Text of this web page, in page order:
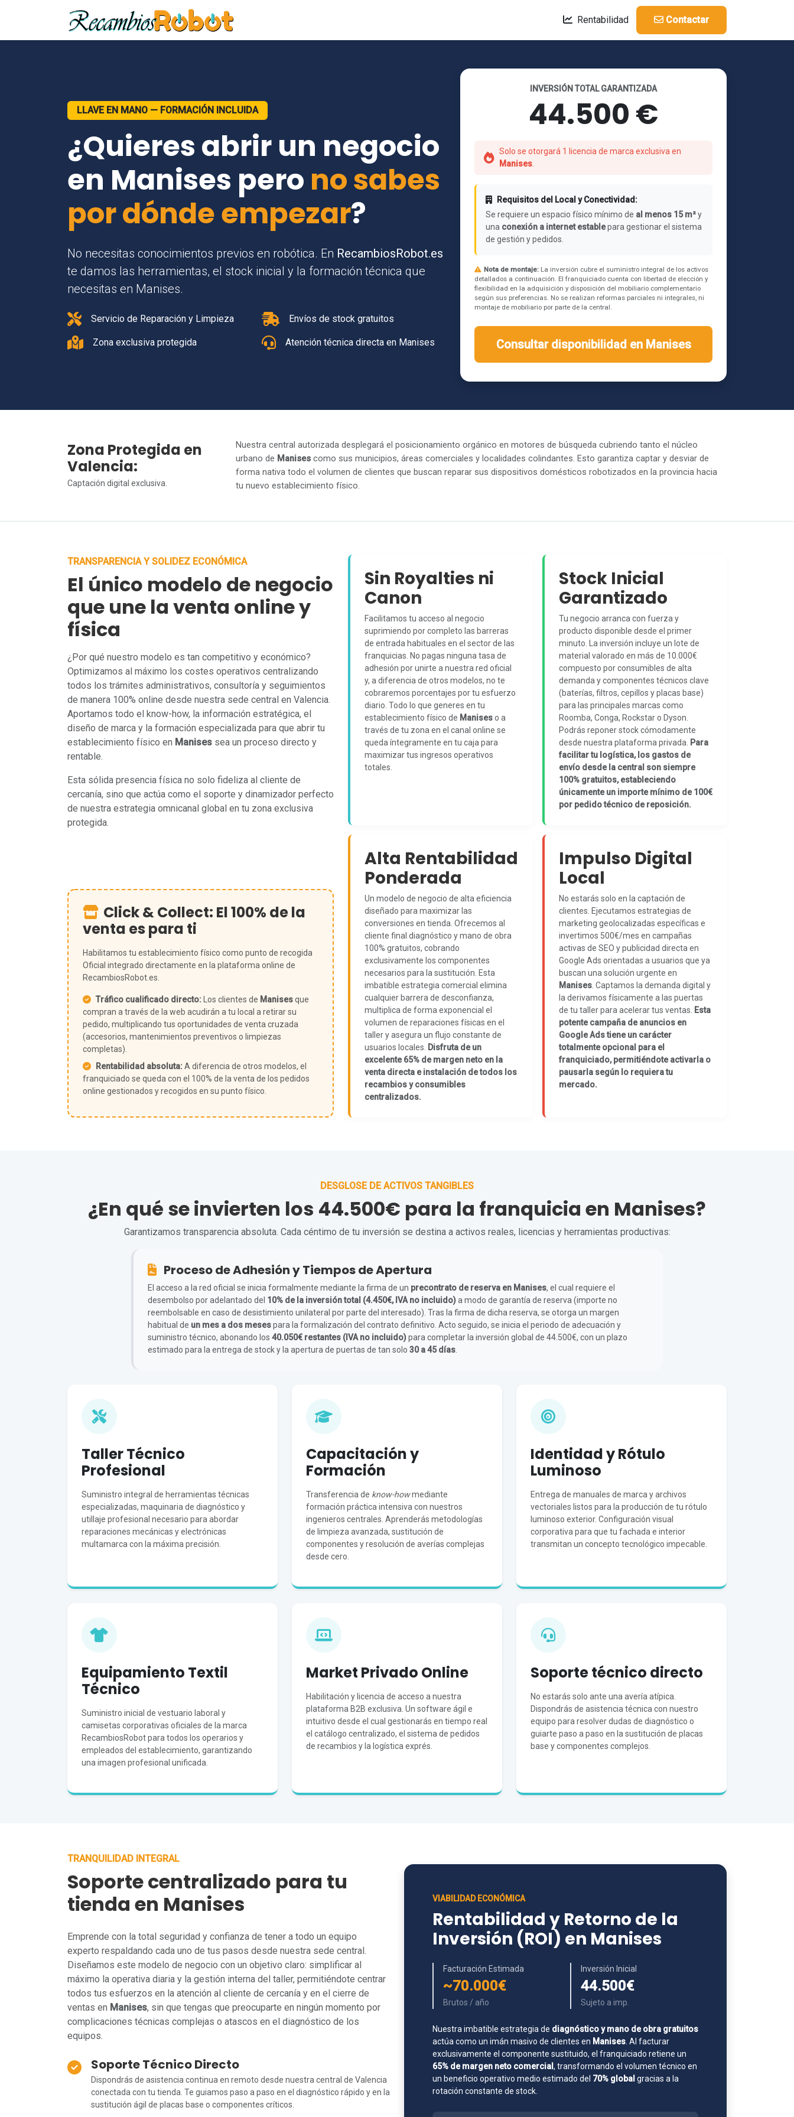
Rentabilidad Contactar
LLAVE EN MANO — FORMACIÓN INCLUIDA
¿Quieres abrir un negocio
en Manises pero no sabes
por dónde empezar?
No necesitas conocimientos previos en robótica. En RecambiosRobot.es
te damos las herramientas, el stock inicial y la formación técnica que
necesitas en Manises.
Servicio de Reparación y Limpieza Envíos de stock gratuitos
Zona exclusiva protegida Atención técnica directa en Manises
INVERSIÓN TOTAL GARANTIZADA
44.500 €
Solo se otorgará 1 licencia de marca exclusiva en
Manises
Requisitos del Local y Conectividad:
Se requiere un espacio físico mínimo de al menos 15 m²y
una conexión a internet establepara gestionar el sistema
de gestión y pedidos.
Nota de montaje: La inversión cubre el suministro integral de los activos
detallados a continuación. El franquiciado cuenta con libertad de elección y
flexibilidad en la adquisición y disposición del mobiliario complementario
según sus preferencias. No se realizan reformas parciales ni integrales, ni
montaje de mobiliario por parte de la central.
Consultar disponibilidad en Manises
Zona Protegida en
Valencia:
Captación digital exclusiva.
Nuestra central autorizada desplegará el posicionamiento orgánico en motores de búsqueda cubriendo tanto el núcleo
urbano de Manises como sus municipios, áreas comerciales y localidades colindantes. Esto garantiza captar y desviar de
forma nativa todo el volumen de clientes que buscan reparar sus dispositivos domésticos robotizados en la provincia hacia
tu nuevo establecimiento físico.
TRANSPARENCIA Y SOLIDEZ ECONÓMICA
El único modelo de negocio
que une la venta online y
física
¿Por qué nuestro modelo es tan competitivo y económico?
Optimizamos al máximo los costes operativos centralizando
todos los trámites administrativos, consultoría y seguimientos
de manera 100% online desde nuestra sede central en Valencia.
Aportamos todo el know-how, la información estratégica, el
diseño de marca y la formación especializada para que abrir tu
establecimiento físico en Manises sea un proceso directo y
rentable.
Esta sólida presencia física no solo fideliza al cliente de
cercanía, sino que actúa como el soporte y dinamizador perfecto
de nuestra estrategia omnicanal global en tu zona exclusiva
protegida.
Click & Collect: El 100% de la
venta es para ti
Habilitamos tu establecimiento físico como punto de recogida
Oficial integrado directamente en la plataforma online de
RecambiosRobot.es.
Tráfico cualificado directo: Los clientes de Manisesque
compran a través de la web acudirán a tu local a retirar su
pedido, multiplicando tus oportunidades de venta cruzada
(accesorios, mantenimientos preventivos o limpiezas
completas).
Rentabilidad absoluta:A diferencia de otros modelos, el
franquiciado se queda con el 100% de la venta de los pedidos
online gestionados y recogidos en su punto físico.
Sin Royalties ni
Canon
Facilitamos tu acceso al negocio
suprimiendo por completo las barreras
de entrada habituales en el sector de las
franquicias. No pagas ninguna tasa de
adhesión por unirte a nuestra red oficial
y, a diferencia de otros modelos, no te
cobraremos porcentajes por tu esfuerzo
diario. Todo lo que generes en tu
establecimiento físico de Maniseso a
través de tu zona en el canal online se
queda íntegramente en tu caja para
maximizar tus ingresos operativos
totales.
Stock Inicial
Garantizado
Tu negocio arranca con fuerza y
producto disponible desde el primer
minuto. La inversión incluye un lote de
material valorado en más de 10.000€
compuesto por consumibles de alta
demanda y componentes técnicos clave
(baterías, filtros, cepillos y placas base)
para las principales marcas como
Roomba, Conga, Rockstar o Dyson.
Podrás reponer stock cómodamente
desde nuestra plataforma privada.
Para
facilitar tu logística, los gastos de
envío desde la central son siempre
100% gratuitos, estableciendo
únicamente un importe mínimo de 100€
por pedido técnico de reposición.
Alta Rentabilidad
Ponderada
Un modelo de negocio de alta eficiencia
diseñado para maximizar las
conversiones en tienda. Ofrecemos al
cliente final diagnóstico y mano de obra
100% gratuitos, cobrando
exclusivamente los componentes
necesarios para la sustitución. Esta
imbatible estrategia comercial elimina
cualquier barrera de desconfianza,
multiplica de forma exponencial el
volumen de reparaciones físicas en el
taller y asegura un flujo constante de
usuarios locales.
Disfruta de un
excelente 65% de margen neto en la
venta directa e instalación de todos los
recambios y consumibles
centralizados.
Impulso Digital
Local
No estarás solo en la captación de
clientes. Ejecutamos estrategias de
marketing geolocalizadas específicas e
invertimos 500€/mes en campañas
activas de SEO y publicidad directa en
Google Ads orientadas a usuarios que ya
buscan una solución urgente en
Manises. Captamos la demanda digital y
la derivamos físicamente a las puertas
de tu taller para acelerar tus ventas.
Esta
potente campaña de anuncios en
Google Ads tiene un carácter
totalmente opcional para el
franquiciado, permitiéndote activarla o
pausarla según lo requiera tu
mercado.
DESGLOSE DE ACTIVOS TANGIBLES
¿En qué se invierten los 44.500€ para la franquicia en Manises?
Garantizamos transparencia absoluta. Cada céntimo de tu inversión se destina a activos reales, licencias y herramientas productivas:
Proceso de Adhesión y Tiempos de Apertura
El acceso a la red oficial se inicia formalmente mediante la firma de un precontrato de reserva en Manises, el cual requiere el
desembolso por adelantado del 10% de la inversión total (4.450€, IVA no incluido)a modo de garantía de reserva (importe no
reembolsable en caso de desistimiento unilateral por parte del interesado). Tras la firma de dicha reserva, se otorga un margen
habitual de un mes a dos mesespara la formalización del contrato definitivo. Acto seguido, se inicia el periodo de adecuación y
suministro técnico, abonando los 40.050€ restantes (IVA no incluido)para completar la inversión global de 44.500€, con un plazo
estimado para la entrega de stock y la apertura de puertas de tan solo 30 a 45 días
Taller Técnico
Profesional
Suministro integral de herramientas técnicas
especializadas, maquinaria de diagnóstico y
utillaje profesional necesario para abordar
reparaciones mecánicas y electrónicas
multamarca con la máxima precisión.
Capacitación y
Formación
Transferencia de know-howmediante
formación práctica intensiva con nuestros
ingenieros centrales. Aprenderás metodologías
de limpieza avanzada, sustitución de
componentes y resolución de averías complejas
desde cero.
Identidad y Rótulo
Luminoso
Entrega de manuales de marca y archivos
vectoriales listos para la producción de tu rótulo
luminoso exterior. Configuración visual
corporativa para que tu fachada e interior
transmitan un concepto tecnológico impecable.
Equipamiento Textil
Técnico
Suministro inicial de vestuario laboral y
camisetas corporativas oficiales de la marca
RecambiosRobot para todos los operarios y
empleados del establecimiento, garantizando
una imagen profesional unificada.
Market Privado Online
Habilitación y licencia de acceso a nuestra
plataforma B2B exclusiva. Un software ágil e
intuitivo desde el cual gestionarás en tiempo real
el catálogo centralizado, el sistema de pedidos
de recambios y la logística exprés.
Soporte técnico directo
No estarás solo ante una avería atípica.
Dispondrás de asistencia técnica con nuestro
equipo para resolver dudas de diagnóstico o
guiarte paso a paso en la sustitución de placas
base y componentes complejos.
TRANQUILIDAD INTEGRAL
Soporte centralizado para tu
tienda en Manises
Emprende con la total seguridad y confianza de tener a todo un equipo
experto respaldando cada uno de tus pasos desde nuestra sede central.
Diseñamos este modelo de negocio con un objetivo claro: simplificar al
máximo la operativa diaria y la gestión interna del taller, permitiéndote centrar
todos tus esfuerzos en la atención al cliente de cercanía y en el cierre de
ventas en Manises, sin que tengas que preocuparte en ningún momento por
complicaciones técnicas complejas o atascos en el diagnóstico de los
equipos.
Soporte Técnico Directo
Dispondrás de asistencia continua en remoto desde nuestra central de Valencia
conectada con tu tienda. Te guiamos paso a paso en el diagnóstico rápido y en la
sustitución ágil de placas base o componentes críticos.
VIABILIDAD ECONÓMICA
Rentabilidad y Retorno de la
Inversión (ROI) en Manises
Facturación Estimada
~70.000€
Brutos / año
Inversión Inicial
44.500€
Sujeto a imp.
Nuestra imbatible estrategia de diagnóstico y mano de obra gratuitos
actúa como un imán masivo de clientes en Manises . Al facturar
exclusivamente el componente sustituido, el franquiciado retiene un
65% de margen neto comercial , transformando el volumen técnico en
un beneficio operativo medio estimado del 70% global gracias a la
rotación constante de stock.